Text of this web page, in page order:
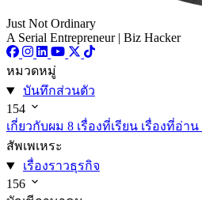
Just Not Ordinary
A Serial Entrepreneur | Biz Hacker
หมวดหมู่
บันทึกส่วนตัว
154
เกี่ยวกับผม 8 เรื่องที่เรียน เรื่องที่อ่าน
สัพเพเหระ
เรื่องราวธุรกิจ
156